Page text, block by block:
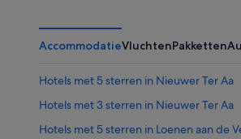
AccommodatieVluchtenPakketten
Hotels met 5 sterren in Nieuwer Ter Aa
Hotels met 3 sterren in Nieuwer Ter Aa
Hotels met 5 sterren in Loenen aan de